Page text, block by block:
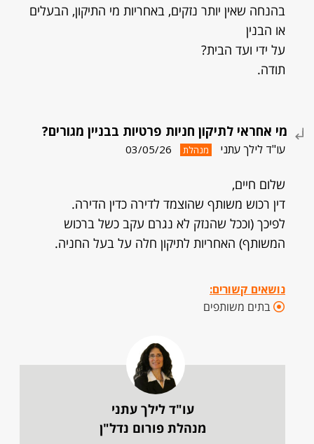
בהנחה שאין יותר נזקים, באחריות מי התיקון, הבעלים
או הבנין
על ידי ועד הבית?
תודה.
מי אחראי לתיקון חניות פרטיות בבניין מגורים?
עו"ד לילך עתני מנהלת 03/05/26
שלום חיים,
דין רכוש משותף שהוצמד לדירה כדין הדירה.
לפיכך (וככל שהנזק לא נגרם עקב כשל ברכוש
המשותף) האחריות לתיקון חלה על בעל החניה.
נושאים קשורים:
בתים משותפים
עו"ד לילך עתני
מנהלת פורום נדל"ן